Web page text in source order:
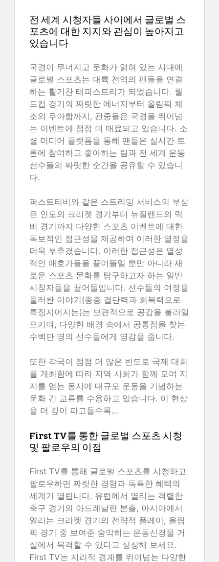
전 세계 시청자들 사이에서 글로벌 스
포츠에 대한 지지와 관심이 높아지고
있습니다
국경이 무너지고 문화가 얽혀 있는 시대에
글로벌 스포츠는 대륙 전역의 팬들을 연결
하는 활기찬 태피스트리가 되었습니다. 월
드컵 경기의 짜릿한 에너지부터 올림픽 체
조의 우아함까지, 관중들은 국경을 뛰어넘
는 이벤트에 점점 더 매료되고 있습니다. 소
셜 미디어 플랫폼을 통해 팬들은 실시간 토
론에 참여하고 좋아하는 팀과 전 세계 운동
선수들의 짜릿한 순간을 공유할 수 있습니
다.
퍼스트티비와 같은 스트리밍 서비스의 부상
은 인도의 크리켓 경기부터 뉴질랜드의 럭
비 경기까지 다양한 스포츠 이벤트에 대한
독보적인 접근성을 제공하며 이러한 열정을
더욱 부추겼습니다. 이러한 접근성은 열성
적인 애호가들을 끌어들일 뿐만 아니라 새
로운 스포츠 문화를 탐구하고자 하는 일반
시청자들을 끌어들입니다. 선수들의 여정을
둘러싼 이야기(종종 결단력과 회복력으로
특징지어지는)는 보편적으로 공감을 불러일
으키며, 다양한 배경 속에서 공통점을 찾는
수백만 명의 선수들에게 영감을 줍니다.
또한 각국이 점점 더 많은 빈도로 국제 대회
를 개최함에 따라 지역 사회가 함께 모여 지
지를 얻는 동시에 대규모 운동을 기념하는
문화 간 교류를 수용하고 있습니다. 이 현상
을 더 깊이 파고들수록…
First TV를 통한 글로벌 스포츠 시청
및 팔로우의 이점
First TV를 통해 글로벌 스포츠를 시청하고
팔로우하면 짜릿한 경험과 독특한 혜택의
세계가 열립니다. 유럽에서 열리는 격렬한
축구 경기의 아드레날린 분출, 아시아에서
열리는 크리켓 경기의 전략적 플레이, 올림
픽 경기 중 보여준 숨막히는 운동신경을 거
실에서 목격할 수 있다고 상상해 보세요.
First TV는 지리적 경계를 뛰어넘는 다양한